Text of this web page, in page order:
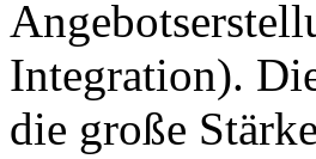
Integration).
die große